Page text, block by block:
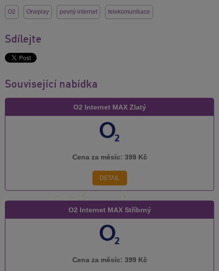
O2 Oneplay pevný internet telekomunikace
Sdílejte
Související nabídka
O2 Internet MAX Zlatý
Cena za měsíc: 399 Kč
DETAIL
O2 Internet MAX Stříbrný
Cena za měsíc: 399 Kč